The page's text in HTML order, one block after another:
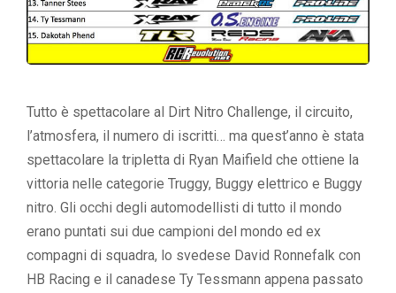
Tutto è spettacolare al Dirt Nitro Challenge, il circuito,
l’atmosfera, il numero di iscritti… ma quest’anno è stata
spettacolare la tripletta di Ryan Maifield che ottiene la
vittoria nelle categorie Truggy, Buggy elettrico e Buggy
nitro. Gli occhi degli automodellisti di tutto il mondo
erano puntati sui due campioni del mondo ed ex
compagni di squadra, lo svedese David Ronnefalk con
HB Racing e il canadese Ty Tessmann appena passato